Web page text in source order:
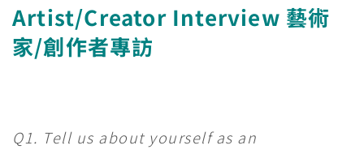
Artist/Creator Interview 藝術
家/創作者專訪
Q1. Tell us about yourself as an